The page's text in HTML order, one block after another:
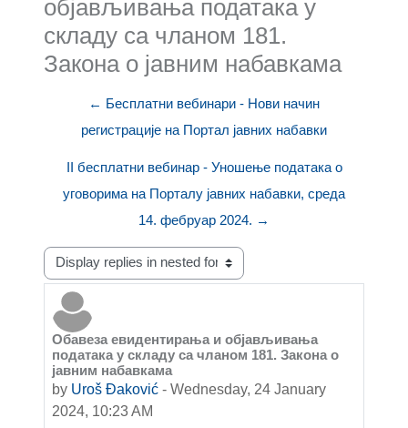
објављивања података у
складу са чланом 181.
Закона о јавним набавкама
← Бесплатни вебинари - Нови начин
регистрације на Портал јавних набавки
II бесплатни вебинар - Уношење података о
уговорима на Порталу јавних набавки, среда
14. фебруар 2024. →
Display mode
Обавеза евидентирања и објављивања
података у складу са чланом 181. Закона о
јавним набавкама
by Uroš Đaković - Wednesday, 24 January
2024, 10:23 AM
Number of replies: 0